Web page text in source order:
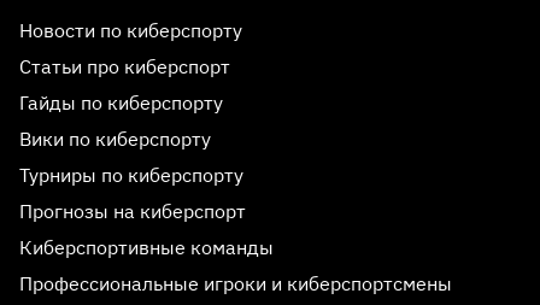
Новости по киберспорту
Статьи про киберспорт
Гайды по киберспорту
Вики по киберспорту
Турниры по киберспорту
Прогнозы на киберспорт
Киберспортивные команды
Профессиональные игроки и киберспортсмены